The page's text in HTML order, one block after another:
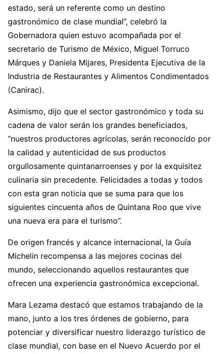
estado, será un referente como un destino
gastronómico de clase mundial”, celebró la
Gobernadora quien estuvo acompañada por el
secretario de Turismo de México, Miguel Torruco
Márques y Daniela Mijares, Presidenta Ejecutiva de la
Industria de Restaurantes y Alimentos Condimentados
(Canirac).
Asimismo, dijo que el sector gastronómico y toda su
cadena de valor serán los grandes beneficiados,
“nuestros productores agrícolas, serán reconocido por
la calidad y autenticidad de sus productos
orgullosamente quintanarroenses y por la exquisitez
culinaria sin precedente. Felicidades a todas y todos
con esta gran noticia que se suma para que los
siguientes cincuenta años de Quintana Roo que vive
una nueva era para el turismo”.
De origen francés y alcance internacional, la Guía
Michelin recompensa a las mejores cocinas del
mundo, seleccionando aquellos restaurantes que
ofrecen una experiencia gastronómica excepcional.
Mara Lezama destacó que estamos trabajando de la
mano, junto a los tres órdenes de gobierno, para
potenciar y diversificar nuestro liderazgo turístico de
clase mundial, con base en el Nuevo Acuerdo por el